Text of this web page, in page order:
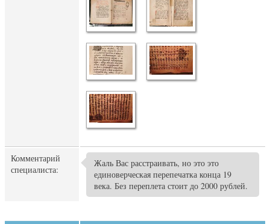
Комментарий
специалиста:
Жаль Вас расстраивать, но это это
единоверческая перепечатка конца 19
века. Без переплета стоит до 2000 рублей.